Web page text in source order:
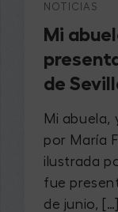
NOTICIAS
Mi
de
Mi abuela,
por María
ilustrada
fue
de junio, […]